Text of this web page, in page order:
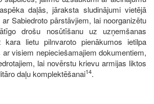
daļās, jāraksta sludinājumi vietējā
Sabiedroto pārstāvjiem, lai noorganizētu
drošu nosūtīšanu uz uzņemšanas
kara lietu pilnvaroto pienākumos ietilpa
visiem nepieciešamajiem dokumentiem,
lai novērstu krievu armijas liktos
daļu komplektēšanai14.